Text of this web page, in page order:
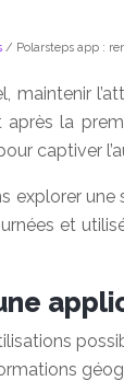
/ Polarsteps app :
maintenir
après la
captiver
explorer
et